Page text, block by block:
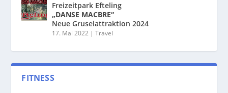
Freizeitpark Efteling
„DANSE MACBRE“
Neue Gruselattraktion 2024
17. Mai 2022 |Travel
FITNESS